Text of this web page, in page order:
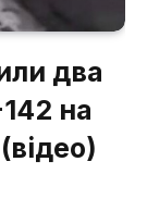
два
на